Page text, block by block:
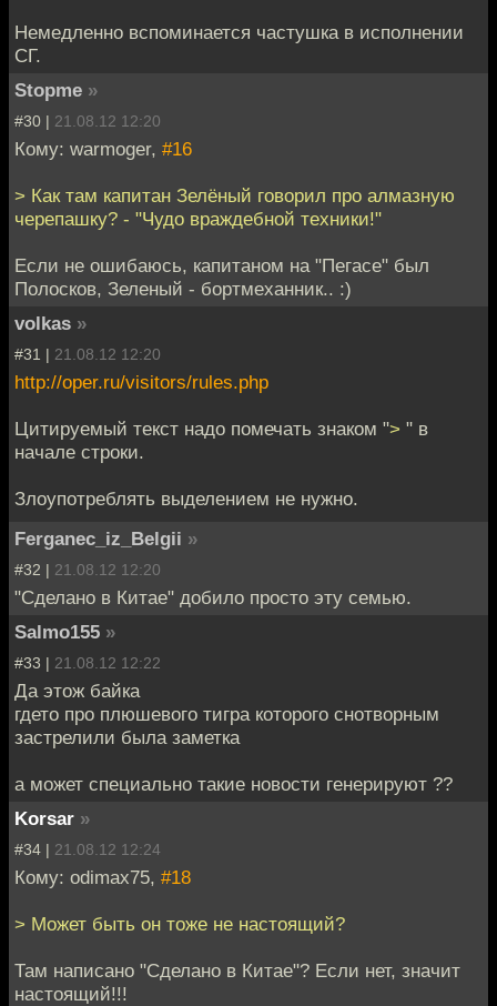
Немедленно вспоминается частушка в исполнении
СГ.
Stopme »
#30 | 21.08.12 12:20
Кому: warmoger, #16
> Как там капитан Зелёный говорил про алмазную
черепашку? - "Чудо враждебной техники!"
Если не ошибаюсь, капитаном на "Пегасе" был
Полосков, Зеленый - бортмеханник.. :)
volkas »
#31 | 21.08.12 12:20
http://oper.ru/visitors/rules.php
Цитируемый текст надо помечать знаком "> " в
начале строки.
Злоупотреблять выделением не нужно.
Ferganec_iz_Belgii »
#32 | 21.08.12 12:20
"Сделано в Китае" добило просто эту семью.
Salmo155 »
#33 | 21.08.12 12:22
Да этож байка
гдето про плюшевого тигра которого снотворным
застрелили была заметка
а может специально такие новости генерируют ??
Korsar »
#34 | 21.08.12 12:24
Кому: odimax75, #18
> Может быть он тоже не настоящий?
Там написано "Сделано в Китае"? Если нет, значит
настоящий!!!